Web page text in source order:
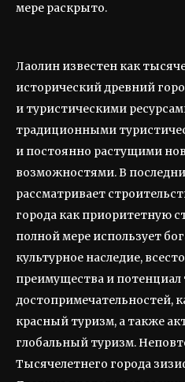
мере раскрыто.
Лаолин известен как
исторический древний
и туристическими
традиционными
и постоянно растущими
возможностями. В
рассматривает
города как приоритетную
полной мере использует
культурное наследие,
преимущества и потенциал
достопримечательностей,
красный туризм, а также
глобальный туризм.
Тысячелетнего города